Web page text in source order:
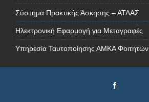
Σύστημα Πρακτικής Άσκησης – ΑΤΛΑΣ
Ηλεκτρονική Εφαρμογή για Μεταγραφές
Υπηρεσία Ταυτοποίησης ΑΜΚΑ Φοιτητών